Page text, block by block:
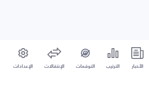
الأخبار الترتيب التوقعات الإنتقالات الإعدادات